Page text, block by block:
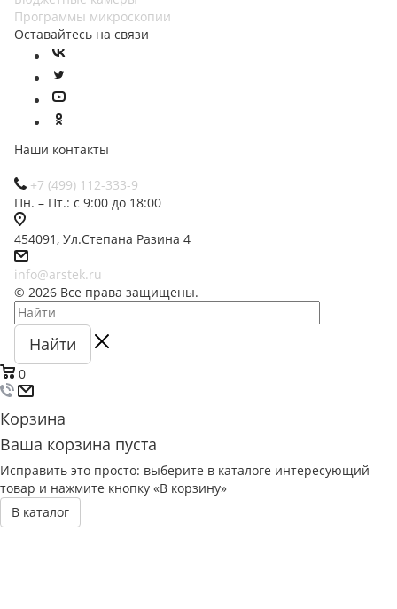
Программы микроскопии
Оставайтесь на связи
Наши контакты
+7 (499) 112-333-9
Пн. – Пт.: с 9:00 до 18:00
454091, Ул.Степана Разина 4
info@arstek.ru
© 2026 Все права защищены.
Найти
0
Корзина
Ваша корзина пуста
Исправить это просто: выберите в каталоге интересующий
товар и нажмите кнопку «В корзину»
В каталог